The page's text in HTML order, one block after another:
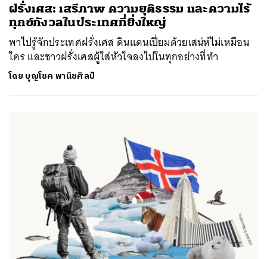
ฝรั่งเศส: เสรีภาพ ความยุติธรรม และความไร้
ทุกข์กังวลในประเทศที่ยิ่งใหญ่
พาไปรู้จักประเทศฝรั่งเศส ดินแดนเปี่ยมด้วยเสน่ห์ไม่เหมือน
ใคร และชาวฝรั่งเศสผู้ใส่หัวใจลงไปในทุกอย่างที่ทำ
โดย บุญโชค พานิชศิลป์